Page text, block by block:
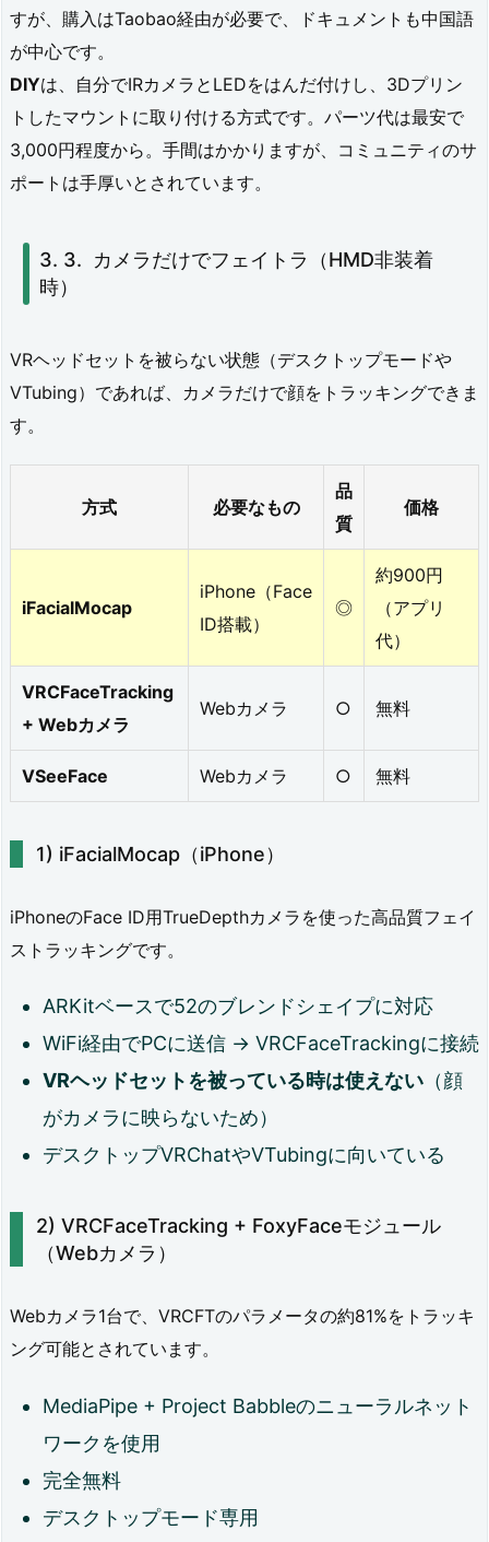
耗
す
る
の
ま
と
2
の
ト
ラ・
ェ
ト
事
情
6.
1.
参
考
に
た
イ
ト
すが、購入はTaobao経由が必要で、ドキュメントも中国語
が中心です。
DIYは、自分でIRカメラとLEDをはんだ付けし、3Dプリン
トしたマウントに取り付ける方式です。パーツ代は最安で
3,000円程度から。手間はかかりますが、コミュニティのサ
ポートは手厚いとされています。
カメラだけでフェイトラ（HMD非装着
時）
VRヘッドセットを被らない状態（デスクトップモードや
VTubing）であれば、カメラだけで顔をトラッキングできま
す。
方式 必要なもの
品
質
価格
iFacialMocap
iPhone（Face
ID搭載）
◎
約900円
（アプリ
代）
VRCFaceTracking
+ Webカメラ
Webカメラ ○ 無料
VSeeFace Webカメラ ○ 無料
iFacialMocap（iPhone）
iPhoneのFace ID用TrueDepthカメラを使った高品質フェイ
ストラッキングです。
ARKitベースで52のブレンドシェイプに対応
WiFi経由でPCに送信 → VRCFaceTrackingに接続
VRヘッドセットを被っている時は使えない （顔
がカメラに映らないため）
デスクトップVRChatやVTubingに向いている
VRCFaceTracking + FoxyFaceモジュール
（Webカメラ）
Webカメラ1台で、VRCFTのパラメータの約81%をトラッキ
ング可能とされています。
MediaPipe + Project Babbleのニューラルネット
ワークを使用
完全無料
デスクトップモード専用